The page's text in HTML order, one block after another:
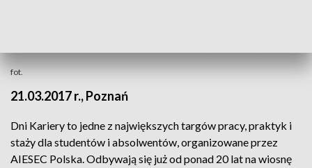
fot.
21.03.2017 r., Poznań
Dni Kariery to jedne z największych targów pracy, praktyk i
staży dla studentów i absolwentów, organizowane przez
AIESEC Polska. Odbywają się już od ponad 20 lat na wiosnę